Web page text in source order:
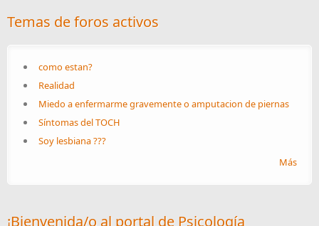
Temas de foros activos
como estan?
Realidad
Miedo a enfermarme gravemente o amputacion de piernas
Síntomas del TOCH
Soy lesbiana ???
Más
¡Bienvenida/o al portal de Psicología